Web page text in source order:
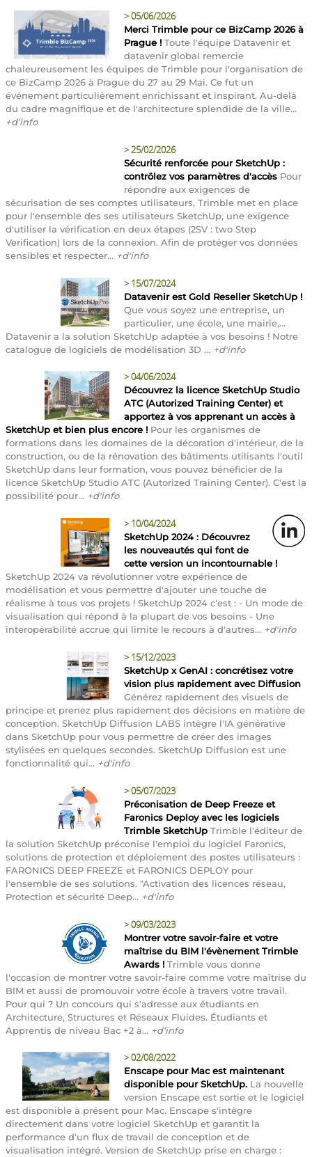
>05/06/2026
Merci Trimble pour ce BizCamp 2026 à
Prague ! Toute l'équipe Datavenir et
datavenir global remercie
chaleureusement les équipes de Trimble pour l'organisation de
ce BizCamp 2026 à Prague du 27 au 29 Mai. Ce fut un
événement particulièrement enrichissant et inspirant. Au-delà
du cadre magnifique et de l'architecture splendide de la ville...
+d'info
>25/02/2026
Sécurité renforcée pour SketchUp :
contrôlez vos paramètres d'accès Pour
répondre aux exigences de
sécurisation de ses comptes utilisateurs, Trimble met en place
pour l'ensemble des ses utilisateurs SketchUp, une exigence
d'utiliser la vérification en deux étapes (2SV : two Step
Verification) lors de la connexion. Afin de protéger vos données
sensibles et respecter... +d'info
> 15/07/2024
Datavenir est Gold Reseller SketchUp !
Que vous soyez une entreprise, un
particulier, une école, une mairie,...
Datavenir a la solution SketchUp adaptée à vos besoins ! Notre
catalogue de logiciels de modélisation 3D ... +d'info
>04/06/2024
Découvrez la licence SketchUp Studio
ATC (Autorized Training Center) et
apportez à vos apprenant un accès à
SketchUp et bien plus encore ! Pour les organismes de
formations dans les domaines de la décoration d'intérieur, de la
construction, ou de la rénovation des bâtiments utilisants l'outil
SketchUp dans leur formation, vous pouvez bénéficier de la
licence SketchUp Studio ATC (Autorized Training Center). C'est la
possibilité pour... +d'info
> 10/04/2024
SketchUp 2024 : Découvrez
les nouveautés qui font de
cette version un incontournable !
SketchUp 2024 va révolutionner votre expérience de
modélisation et vous permettre d'ajouter une touche de
réalisme à tous vos projets ! SketchUp 2024 c'est : - Un mode de
visualisation qui répond à la plupart de vos besoins - Une
interopérabilité accrue qui limite le recours à d'autres... +d'info
> 15/12/2023
SketchUp x GenAI : concrétisez votre
vision plus rapidement avec Diffusion
Générez rapidement des visuels de
principe et prenez plus rapidement des décisions en matière de
conception. SketchUp Diffusion LABS intègre l'IA générative
dans SketchUp pour vous permettre de créer des images
stylisées en quelques secondes. SketchUp Diffusion est une
fonctionnalité qui... +d'info
>05/07/2023
Préconisation de Deep Freeze et
Faronics Deploy avec les logiciels
Trimble SketchUp Trimble l'éditeur de
la solution SketchUp préconise l'emploi du logiciel Faronics,
solutions de protection et déploiement des postes utilisateurs :
FARONICS DEEP FREEZE et FARONICS DEPLOY pour
l'ensemble de ses solutions. "Activation des licences réseau,
Protection et sécurité Deep... +d'info
>09/03/2023
Montrer votre savoir-faire et votre
maîtrise du BIM l'évènement Trimble
Awards ! Trimble vous donne
l'occasion de montrer votre savoir-faire comme votre maîtrise du
BIM et aussi de promouvoir votre école à travers votre travail.
Pour qui ? Un concours qui s'adresse aux étudiants en
Architecture, Structures et Réseaux Fluides. Étudiants et
Apprentis de niveau Bac +2 à... +d'info
>02/08/2022
Enscape pour Mac est maintenant
disponible pour SketchUp. La nouvelle
version Enscape est sortie et le logiciel
est disponible à présent pour Mac. Enscape s'intègre
directement dans votre logiciel SketchUp et garantit la
performance d'un flux de travail de conception et de
visualisation intégré. Version de SketchUp prise en charge :